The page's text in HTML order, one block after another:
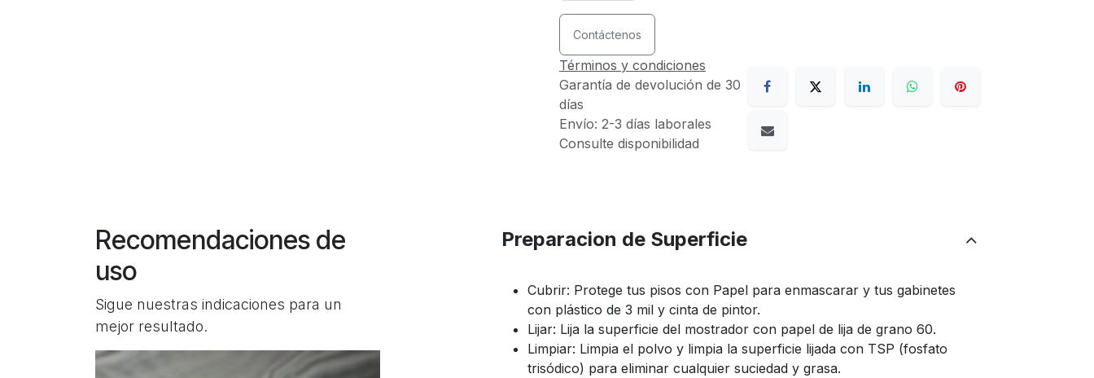
Contáctenos
Términos y condiciones
Garantía de devolución de 30
días
Envío: 2-3 días laborales
Consulte disponibilidad
Recomendaciones de
uso
Sigue nuestras indicaciones para un
mejor resultado.
Preparacion de Superficie
Cubrir: Protege tus pisos con Papel para enmascarar y tus gabinetes
con plástico de 3 mil y cinta de pintor.
Lijar: Lija la superficie del mostrador con papel de lija de grano 60.
Limpiar: Limpia el polvo y limpia la superficie lijada con TSP (fosfato
trisódico) para eliminar cualquier suciedad y grasa.